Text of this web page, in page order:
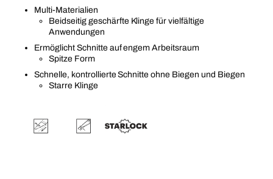
Multi-Materialien
Beidseitig geschärfte Klinge für vielfältige
Anwendungen
Ermöglicht Schnitte auf engem Arbeitsraum
Spitze Form
Schnelle, kontrollierte Schnitte ohne Biegen und Biegen
Starre Klinge